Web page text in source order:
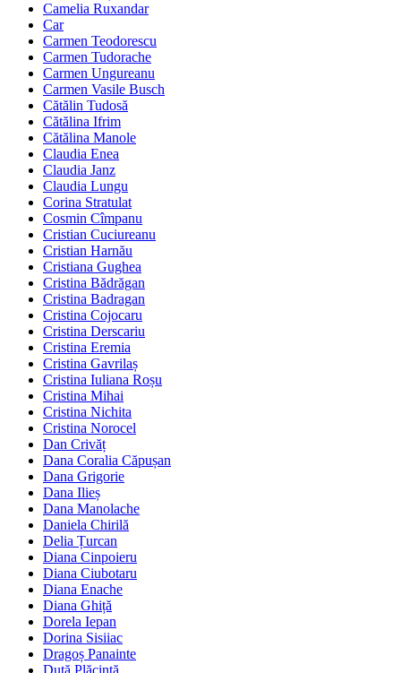
Camelia Ruxandar
Car
Carmen Teodorescu
Carmen Tudorache
Carmen Ungureanu
Carmen Vasile Busch
Cătălin Tudosă
Cătălina Ifrim
Cătălina Manole
Claudia Enea
Claudia Janz
Claudia Lungu
Corina Stratulat
Cosmin Cîmpanu
Cristian Cuciureanu
Cristian Harnău
Cristiana Gughea
Cristina Bădrăgan
Cristina Badragan
Cristina Cojocaru
Cristina Derscariu
Cristina Eremia
Cristina Gavrilaș
Cristina Iuliana Roșu
Cristina Mihai
Cristina Nichita
Cristina Norocel
Dan Crivăț
Dana Coralia Căpușan
Dana Grigorie
Dana Ilieș
Dana Manolache
Daniela Chirilă
Delia Țurcan
Diana Cinpoieru
Diana Ciubotaru
Diana Enache
Diana Ghiță
Dorela Iepan
Dorina Sisiiac
Dragoș Panainte
Duță Plăcintă